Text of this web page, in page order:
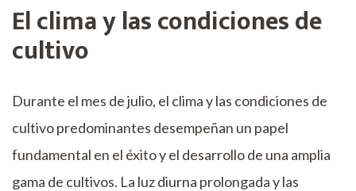
El clima y las condiciones de
cultivo
Durante el mes de julio, el clima y las condiciones de
cultivo predominantes desempeñan un papel
fundamental en el éxito y el desarrollo de una amplia
gama de cultivos. La luz diurna prolongada y las